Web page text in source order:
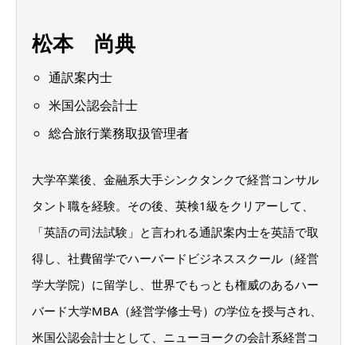
松本 尚典
通訳案内士
米国公認会計士
総合旅行業務取扱管理者
大学卒業後、金融系大手シンクタンクで経営コンサル
タント職を経験。その後、英検1級をクリアーして、
「英語の司法試験」と言われる通訳案内士を英語で取
得し、社費留学でハーバードビジネススクール（経営
学大学院）に留学し、世界でもっとも権威のあるハー
バード大学MBA（経営学修士号）の学位を授与され、
米国公認会計士として、ニューヨークの会計系経営コ